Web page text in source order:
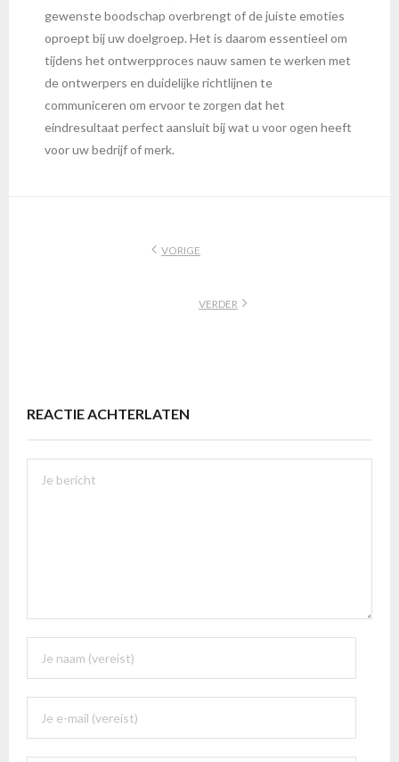
gewenste boodschap overbrengt of de juiste emoties
oproept bij uw doelgroep. Het is daarom essentieel om
tijdens het ontwerpproces nauw samen te werken met
de ontwerpers en duidelijke richtlijnen te
communiceren om ervoor te zorgen dat het
eindresultaat perfect aansluit bij wat u voor ogen heeft
voor uw bedrijf of merk.
VORIGE
VERDER
REACTIE ACHTERLATEN